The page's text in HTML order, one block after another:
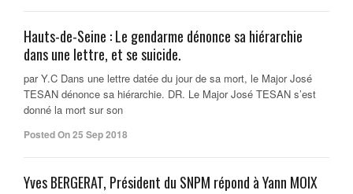
Hauts-de-Seine : Le gendarme dénonce sa hiérarchie
dans une lettre, et se suicide.
par Y.C Dans une lettre datée du jour de sa mort, le Major José
TESAN dénonce sa hiérarchie. DR. Le Major José TESAN s’est
donné la mort sur son
Posted On 25 Sep 2018
Yves BERGERAT, Président du SNPM répond à Yann MOIX